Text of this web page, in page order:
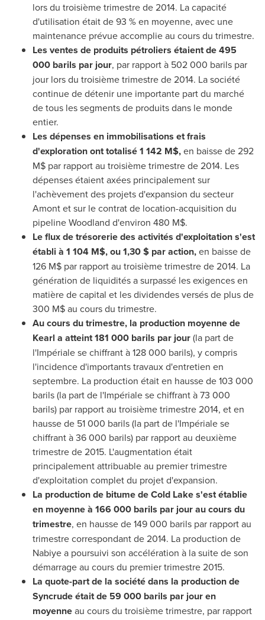
lors du troisième trimestre de 2014. La capacité
d'utilisation était de 93 % en moyenne, avec une
maintenance prévue accomplie au cours du trimestre.
Les ventes de produits pétroliers étaient de 495
000 barils par jour, par rapport à 502 000 barils par
jour lors du troisième trimestre de 2014. La société
continue de détenir une importante part du marché
de tous les segments de produits dans le monde
entier.
Les dépenses en immobilisations et frais
d'exploration ont totalisé 1 142 M$,en baisse de 292
M$ par rapport au troisième trimestre de 2014. Les
dépenses étaient axées principalement sur
l'achèvement des projets d'expansion du secteur
Amont et sur le contrat de location-acquisition du
pipeline Woodland d'environ 480 M$.
Le flux de trésorerie des activités d'exploitation s'est
établi à 1 104 M$, ou 1,30 $ par action,en baisse de
126 M$ par rapport au troisième trimestre de 2014. La
génération de liquidités a surpassé les exigences en
matière de capital et les dividendes versés de plus de
300 M$ au cours du trimestre.
Au cours du trimestre, la production moyenne de
Kearl a atteint 181 000 barils par jour(la part de
l'Impériale se chiffrant à 128 000 barils), y compris
l'incidence d'importants travaux d'entretien en
septembre. La production était en hausse de 103 000
barils (la part de l'Impériale se chiffrant à 73 000
barils) par rapport au troisième trimestre2014, eten
hausse de 51 000 barils (la part de l'Impériale se
chiffrant à 36 000 barils) par rapport au deuxième
trimestre de 2015. L'augmentation était
principalement attribuable au premier trimestre
d'exploitation complet du projet d'expansion.
La production de bitume deCold Lakes'est établie
en moyenne à 166 000 barils par jour au cours du
trimestre, en hausse de 149 000 barils par rapport au
trimestre correspondant de 2014. La production de
Nabiye a poursuivi son accélération à la suite de son
démarrage au cours du premier trimestre 2015.
La quote-part de la société dans la production de
Syncrude était de 59 000 barils par jour en
moyenneau cours du troisième trimestre, par rapport